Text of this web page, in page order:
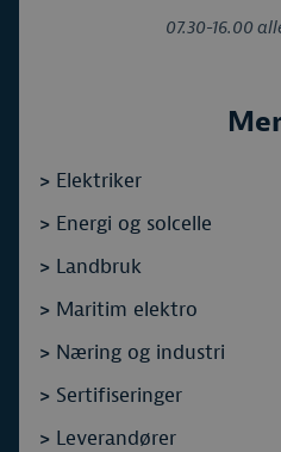
07.30-16.00
> Elektriker
> Energi og solcelle
> Landbruk
> Maritim elektro
> Næring og industri
> Sertifiseringer
> Leverandører